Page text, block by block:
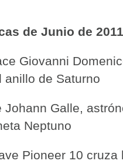
de Junio de 2011
Giovanni
anillo de Saturno
Galle,
Neptuno
Pioneer 10 cruza